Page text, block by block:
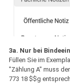
3a. Nur bei
Füllen Sie im
"Zählung A" muss
773 18 $$g